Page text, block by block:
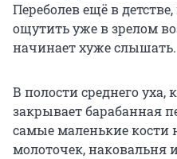
Переболев ещё в
ощутить уже в зрелом
начинает хуже слышать.
В полости среднего уха,
закрывает барабанная
самые маленькие кости
молоточек, наковальня